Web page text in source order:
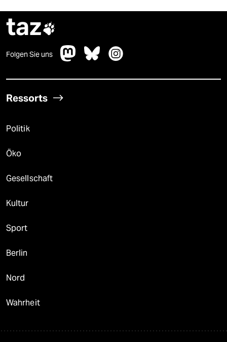
taz
Folgen Sie uns
Ressorts
Politik
Öko
Gesellschaft
Kultur
Sport
Berlin
Nord
Wahrheit